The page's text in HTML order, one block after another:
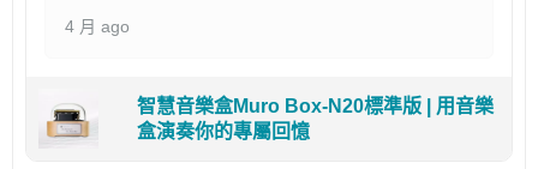
4 月 ago
智慧音樂盒Muro Box-N20標準版 | 用音樂
盒演奏你的專屬回憶